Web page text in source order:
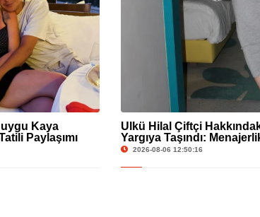
Kaya
Paylaşımı
Ülkü Hilal Çiftçi
Yargıya Taşındı:
Açıklama Geldi
2026-08-06 12:50:16